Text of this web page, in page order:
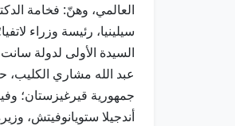
العالمي، وهنّ: فخامة
سيلينيا، رئيسة وزراء
السيدة الأولى لدولة
عبد الله مشاري
جمهورية قيرغيزستان؛
أندجيلا ستويانوفيتش،